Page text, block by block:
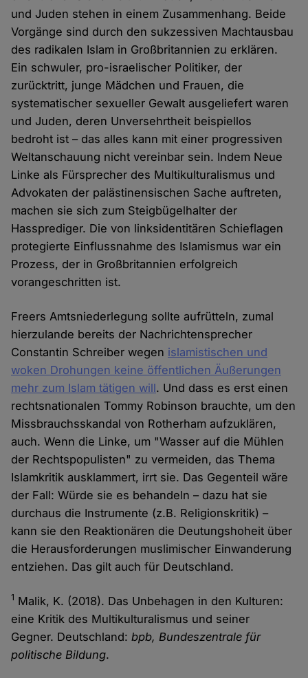
und Juden stehen in einem Zusammenhang. Beide
Vorgänge sind durch den sukzessiven Machtausbau
des radikalen Islam in Großbritannien zu erklären.
Ein schwuler, pro-israelischer Politiker, der
zurücktritt, junge Mädchen und Frauen, die
systematischer sexueller Gewalt ausgeliefert waren
und Juden, deren Unversehrtheit beispiellos
bedroht ist – das alles kann mit einer progressiven
Weltanschauung nicht vereinbar sein. Indem Neue
Linke als Fürsprecher des Multikulturalismus und
Advokaten der palästinensischen Sache auftreten,
machen sie sich zum Steigbügelhalter der
Hassprediger. Die von linksidentitären Schieflagen
protegierte Einflussnahme des Islamismus war ein
Prozess, der in Großbritannien erfolgreich
vorangeschritten ist.
Freers Amtsniederlegung sollte aufrütteln, zumal
hierzulande bereits der Nachrichtensprecher
Constantin Schreiber wegen islamistischen und
woken Drohungen keine öffentlichen Äußerungen
mehr zum Islam tätigen will. Und dass es erst einen
rechtsnationalen Tommy Robinson brauchte, um den
Missbrauchsskandal von Rotherham aufzuklären,
auch. Wenn die Linke, um "Wasser auf die Mühlen
der Rechtspopulisten" zu vermeiden, das Thema
Islamkritik ausklammert, irrt sie. Das Gegenteil wäre
der Fall: Würde sie es behandeln – dazu hat sie
durchaus die Instrumente (z.B. Religionskritik) –
kann sie den Reaktionären die Deutungshoheit über
die Herausforderungen muslimischer Einwanderung
entziehen. Das gilt auch für Deutschland.
1 Malik, K. (2018). Das Unbehagen in den Kulturen:
eine Kritik des Multikulturalismus und seiner
Gegner. Deutschland:bpb, Bundeszentrale für
politische Bildung.